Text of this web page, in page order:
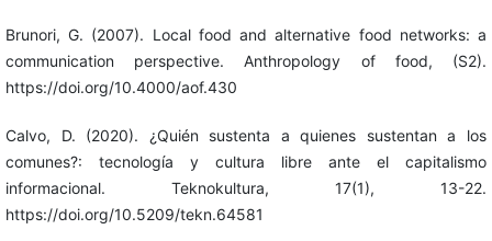
Brunori, G. (2007). Local food and alternative food networks: a
communication perspective. Anthropology of food, (S2).
https://doi.org/10.4000/aof.430
Calvo, D. (2020). ¿Quién sustenta a quienes sustentan a los
comunes?: tecnología y cultura libre ante el capitalismo
informacional. Teknokultura, 17(1), 13-22.
https://doi.org/10.5209/tekn.64581